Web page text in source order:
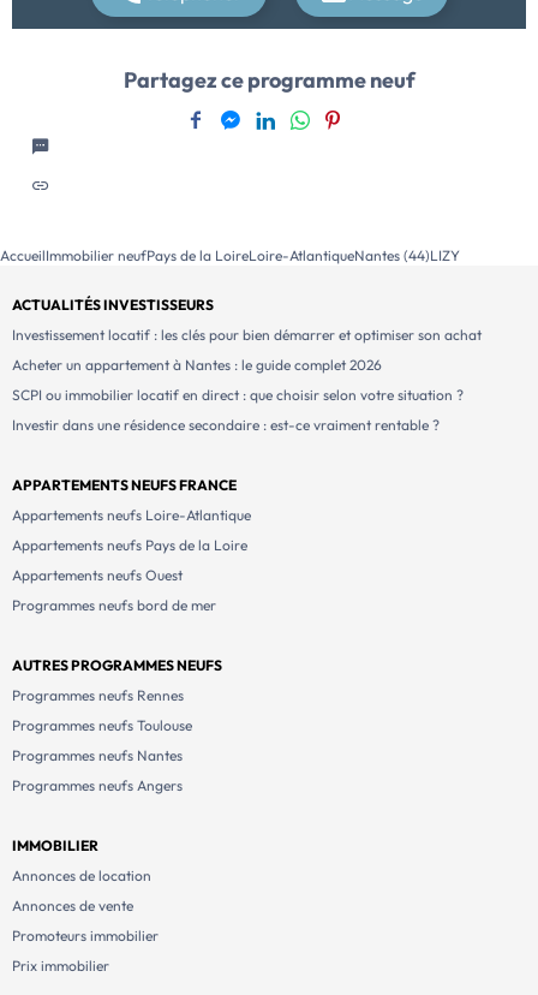
Partagez ce programme neuf
AccueilImmobilier neufPays de la LoireLoire-AtlantiqueNantes (44)LIZY
ACTUALITÉS INVESTISSEURS
Investissement locatif : les clés pour bien démarrer et optimiser son achat
Acheter un appartement à Nantes : le guide complet 2026
SCPI ou immobilier locatif en direct : que choisir selon votre situation ?
Investir dans une résidence secondaire : est-ce vraiment rentable ?
APPARTEMENTS NEUFS FRANCE
Appartements neufs Loire-Atlantique
Appartements neufs Pays de la Loire
Appartements neufs Ouest
Programmes neufs bord de mer
AUTRES PROGRAMMES NEUFS
Programmes neufs Rennes
Programmes neufs Toulouse
Programmes neufs Nantes
Programmes neufs Angers
IMMOBILIER
Annonces de location
Annonces de vente
Promoteurs immobilier
Prix immobilier